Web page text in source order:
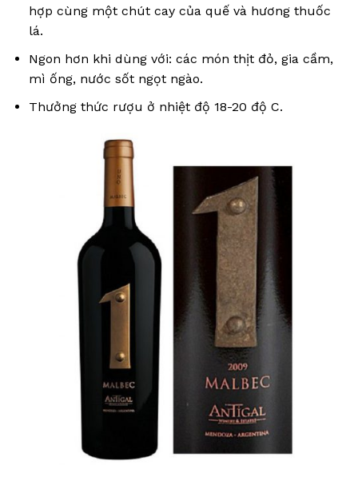
hợp cùng một chút cay của quế và hương thuốc
lá.
Ngon hơn khi dùng với: các món thịt đỏ, gia cầm,
mì ống, nước sốt ngọt ngào.
Thưởng thức rượu ở nhiệt độ 18-20 độ C.